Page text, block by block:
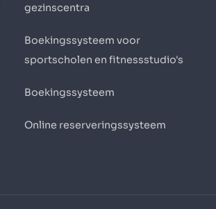
gezinscentra
Boekingssysteem voor
sportscholen en fitnessstudio's
Boekingssysteem
Online reserveringssysteem